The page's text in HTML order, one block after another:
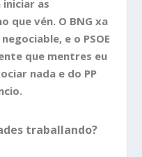
as
que vén. O BNG xa
e o PSOE
que mentres eu
nada e do PP
traballando?